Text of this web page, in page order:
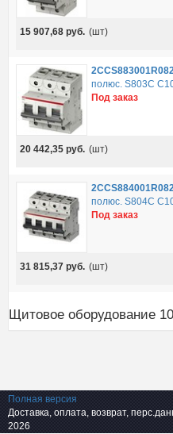
15 907,68 руб. (шт)
полюс. S803C
Под заказ
20 442,35 руб. (шт)
полюс. S804C
Под заказ
31 815,37 руб. (шт)
Щитовое оборудование
Полная версия
Доставка, оплата, возврат,
2026